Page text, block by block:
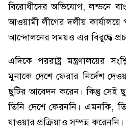
বিরোধীদের অভিযোগ, লন্ডনে
আওয়ামী লীগের দলীয়
আন্দোলনের সময়ও এর বিরুদ্ধে
এদিকে পররাষ্ট্র মন্ত্রণালয়ের
মুনাকে দেশে ফেরার নির্দেশ
ছুটির আবেদন করেন। কিন্তু সেই
তিনি দেশে ফেরননি। এমনকি,
যাওয়ার প্রক্রিয়াও সম্পন্ন করেননি।